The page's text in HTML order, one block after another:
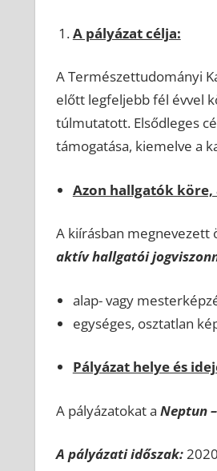
A pályázat célja:
A Természettudományi
előtt legfeljebb fél évvel
túlmutatott. Elsődleges
támogatása, kiemelve a
Azon hallgatók
A kiírásban megnevezett
aktív hallgatói
alap- vagy
egységes, osztatlan
Pályázat helye és
A pályázatokat a Neptun
A pályázati időszak: